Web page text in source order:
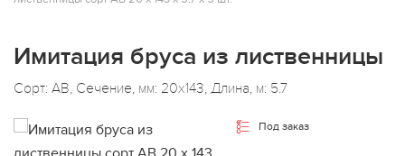
Имитация бруса из лиственницы
Сорт: АВ, Сечение, мм: 20x143, Длина, м: 5.7
Под заказ